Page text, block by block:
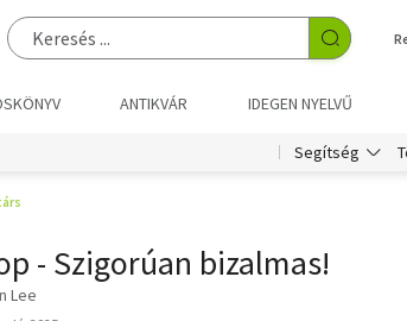
ANTIKVÁR IDEGEN NYELVŰ
Segítség
- Szigorúan bizalmas!
Lee